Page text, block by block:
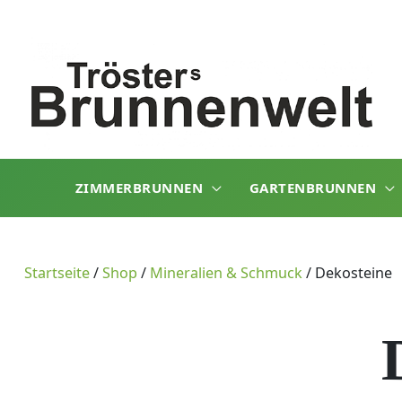
ZIMMERBRUNNEN GARTENBRUNNEN
Startseite/Shop / Mineralien & Schmuck/ Dekosteine